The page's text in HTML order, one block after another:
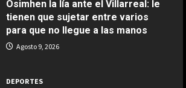
Ensalada de espinacas deliciosa
Osimhen la lía ante el Villarreal: le
tienen que sujetar entre varios
para que no llegue a las manos
Agosto 9, 2026
DEPORTES